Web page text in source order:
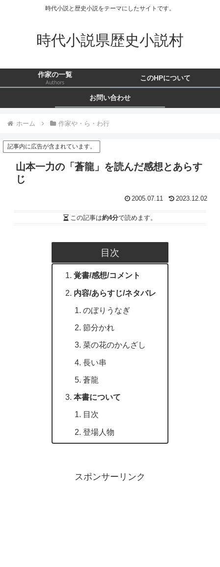
時代小説と歴史小説をテーマにしたサイトです。
時代小説県歴史小説村
作家の一覧
Authors
このHPについて
お問い合わせ
ホーム 作家や・ら・わ行
記事内に広告が含まれています。
山本一力の「蒼龍」を読んだ感想とあらす
じ
2005.07.11 2023.12.02
この記事は約4分で読めます。
目次
覚書/感想/コメント
内容/あらすじ/ネタバレ
のぼりうなぎ
節分かれ
菜の花のかんざし
長い串
蒼龍
本書について
目次
登場人物
スポンサーリンク